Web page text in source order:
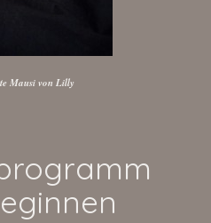
Mausi von Lilly